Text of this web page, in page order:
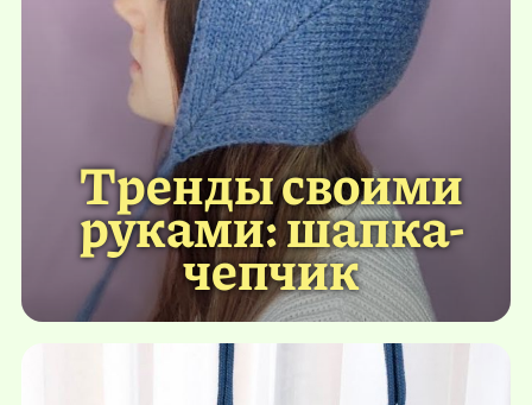
Тренды своими
руками: шапка-
чепчик